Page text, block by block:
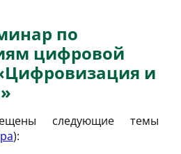
по
цифровой
и
следующие темы
):